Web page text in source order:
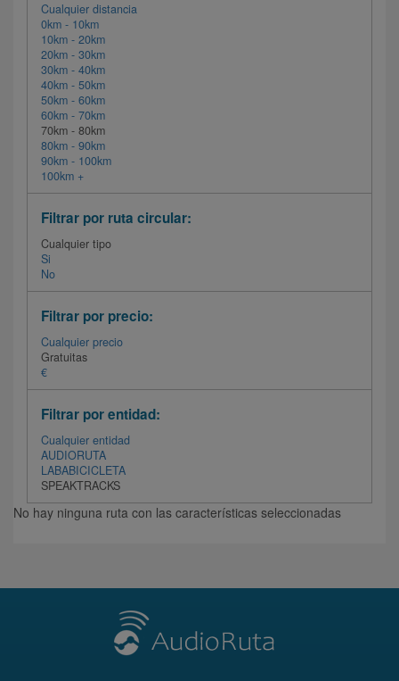
Cualquier distancia
0km - 10km
10km - 20km
20km - 30km
30km - 40km
40km - 50km
50km - 60km
60km - 70km
70km - 80km
80km - 90km
90km - 100km
100km +
Filtrar por ruta circular:
Cualquier tipo
Si
No
Filtrar por precio:
Cualquier precio
Gratuitas
€
Filtrar por entidad:
Cualquier entidad
AUDIORUTA
LABABICICLETA
SPEAKTRACKS
No hay ninguna ruta con las características seleccionadas